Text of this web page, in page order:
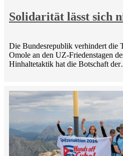
Solidarität lässt sich
Die Bundesrepublik verhindert die
Omole an den UZ-Friedenstagen
Hinhaltetaktik hat die Botschaft